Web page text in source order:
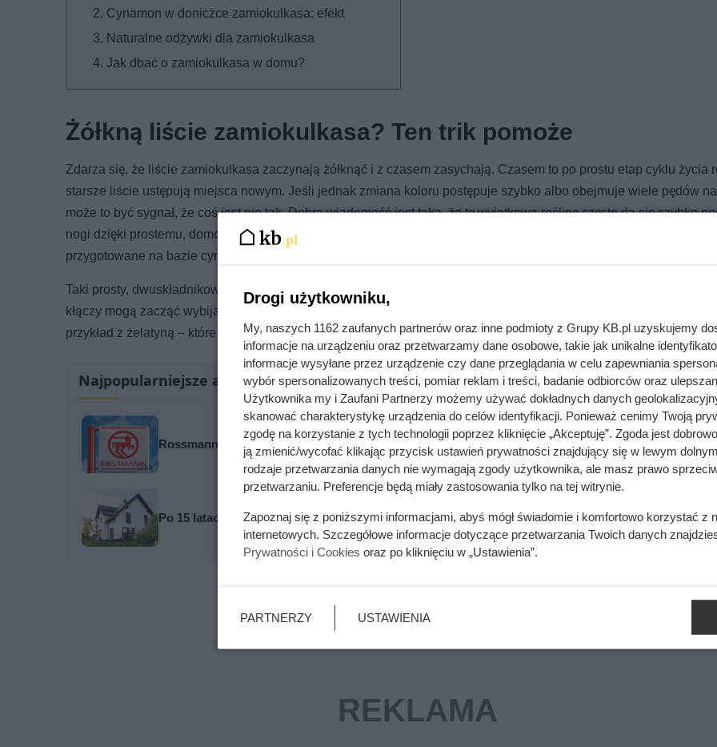
Cynamon w doniczce zamiokulkasa: efekt
Naturalne odżywki dla zamiokulkasa
Jak dbać o zamiokulkasa w domu?
Żółkną liście zamiokulkasa? Ten trik pomoże
Zdarza się, że liście zamiokulkasa zaczynają żółknąć i z czasem zasychają. Czasem to po prostu etap cyklu życia
starsze liście ustępują miejsca nowym. Jeśli jednak zmiana koloru postępuje szybko albo obejmuje wiele pędów
może to być sygnał, że coś jest nie tak. Dobra wiadomość jest taka, że tę wyjątkową roślinę często da się szybko
nogi dzięki prostemu, domowemu sposobowi. Szczególnie dobrze sprawdzają się naturalne odżywki, a wśród nich
przygotowane na bazie cynamonu.
Taki prosty, dwuskładnikowy eliksir potrafi zaskoczyć efektami. Liście zamiokulkasa stopniowo odzyskują zdrowy
kłączy mogą zacząć wybijać świeże przyrosty. Co ważne, podobną mieszankę da się zrobić także z innymi
przykład z żelatyną – które również wspierają roślinę i poprawiają jej ogólną kondycję.
Najpopularniejsze artykuły
Rossmann tnie cenę kultowego zapachu o 90 zł! Warto się pospieszyć!
Po 15 latach zdjęli fragment elewacji. To, co zastali pod styropianem, zaskoczyło nawet wykonawcę
Drogi użytkowniku,
My, naszych 1162 zaufanych partnerów oraz inne podmioty z Grupy KB.pl uzyskujemy
informacje na urządzeniu oraz przetwarzamy dane osobowe, takie jak unikalne
informacje wysyłane przez urządzenie czy dane przeglądania w celu zapewniania
wybór spersonalizowanych treści, pomiar reklam i treści, badanie odbiorców oraz
Użytkownika my i Zaufani Partnerzy możemy używać dokładnych danych
skanować charakterystykę urządzenia do celów identyfikacji. Ponieważ cenimy Twoją
zgodę na korzystanie z tych technologii poprzez kliknięcie „Akceptuję”. Zgoda jest
ją zmienić/wycofać klikając przycisk ustawień prywatności znajdujący się w lewym
rodzaje przetwarzania danych nie wymagają zgody użytkownika, ale masz prawo
przetwarzaniu. Preferencje będą miały zastosowania tylko na tej witrynie.
Zapoznaj się z poniższymi informacjami, abyś mógł świadomie i komfortowo korzystać z
internetowych. Szczegółowe informacje dotyczące przetwarzania Twoich danych
Prywatności i Cookies oraz po kliknięciu w „Ustawienia”.
PARTNERZY USTAWIENIA